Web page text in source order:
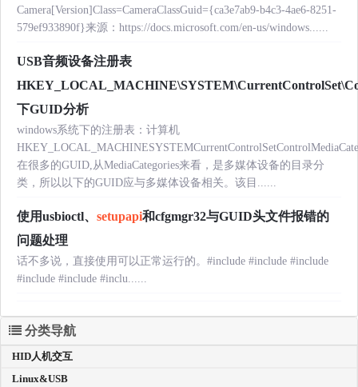
Camera[Version]Class=CameraClassGuid={ca3e7ab9-b4c3-4ae6-8251-
579ef933890f}来源：https://docs.microsoft.com/en-us/windows......
USB音频设备注册表
下GUID分析
windows系统下的注册表：计算机
在很多的GUID,从MediaCategories来看，是多媒体设备的目录分
类，所以以下的GUID应与多媒体设备相关。该目......
使用usbioctl、 setupapi和cfgmgr32与GUID头文件报错的
问题处理
话不多说，直接使用可以正常运行的。#include #include #include
#include #include #inclu......
分类导航
HID人机交互
Linux&USB